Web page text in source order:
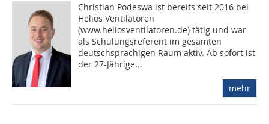
Christian Podeswa ist bereits seit 2016 bei
Helios Ventilatoren
(www.heliosventilatoren.de) tätig und war
als Schulungsreferent im gesamten
deutschsprachigen Raum aktiv. Ab sofort ist
der 27-Jährige...
mehr